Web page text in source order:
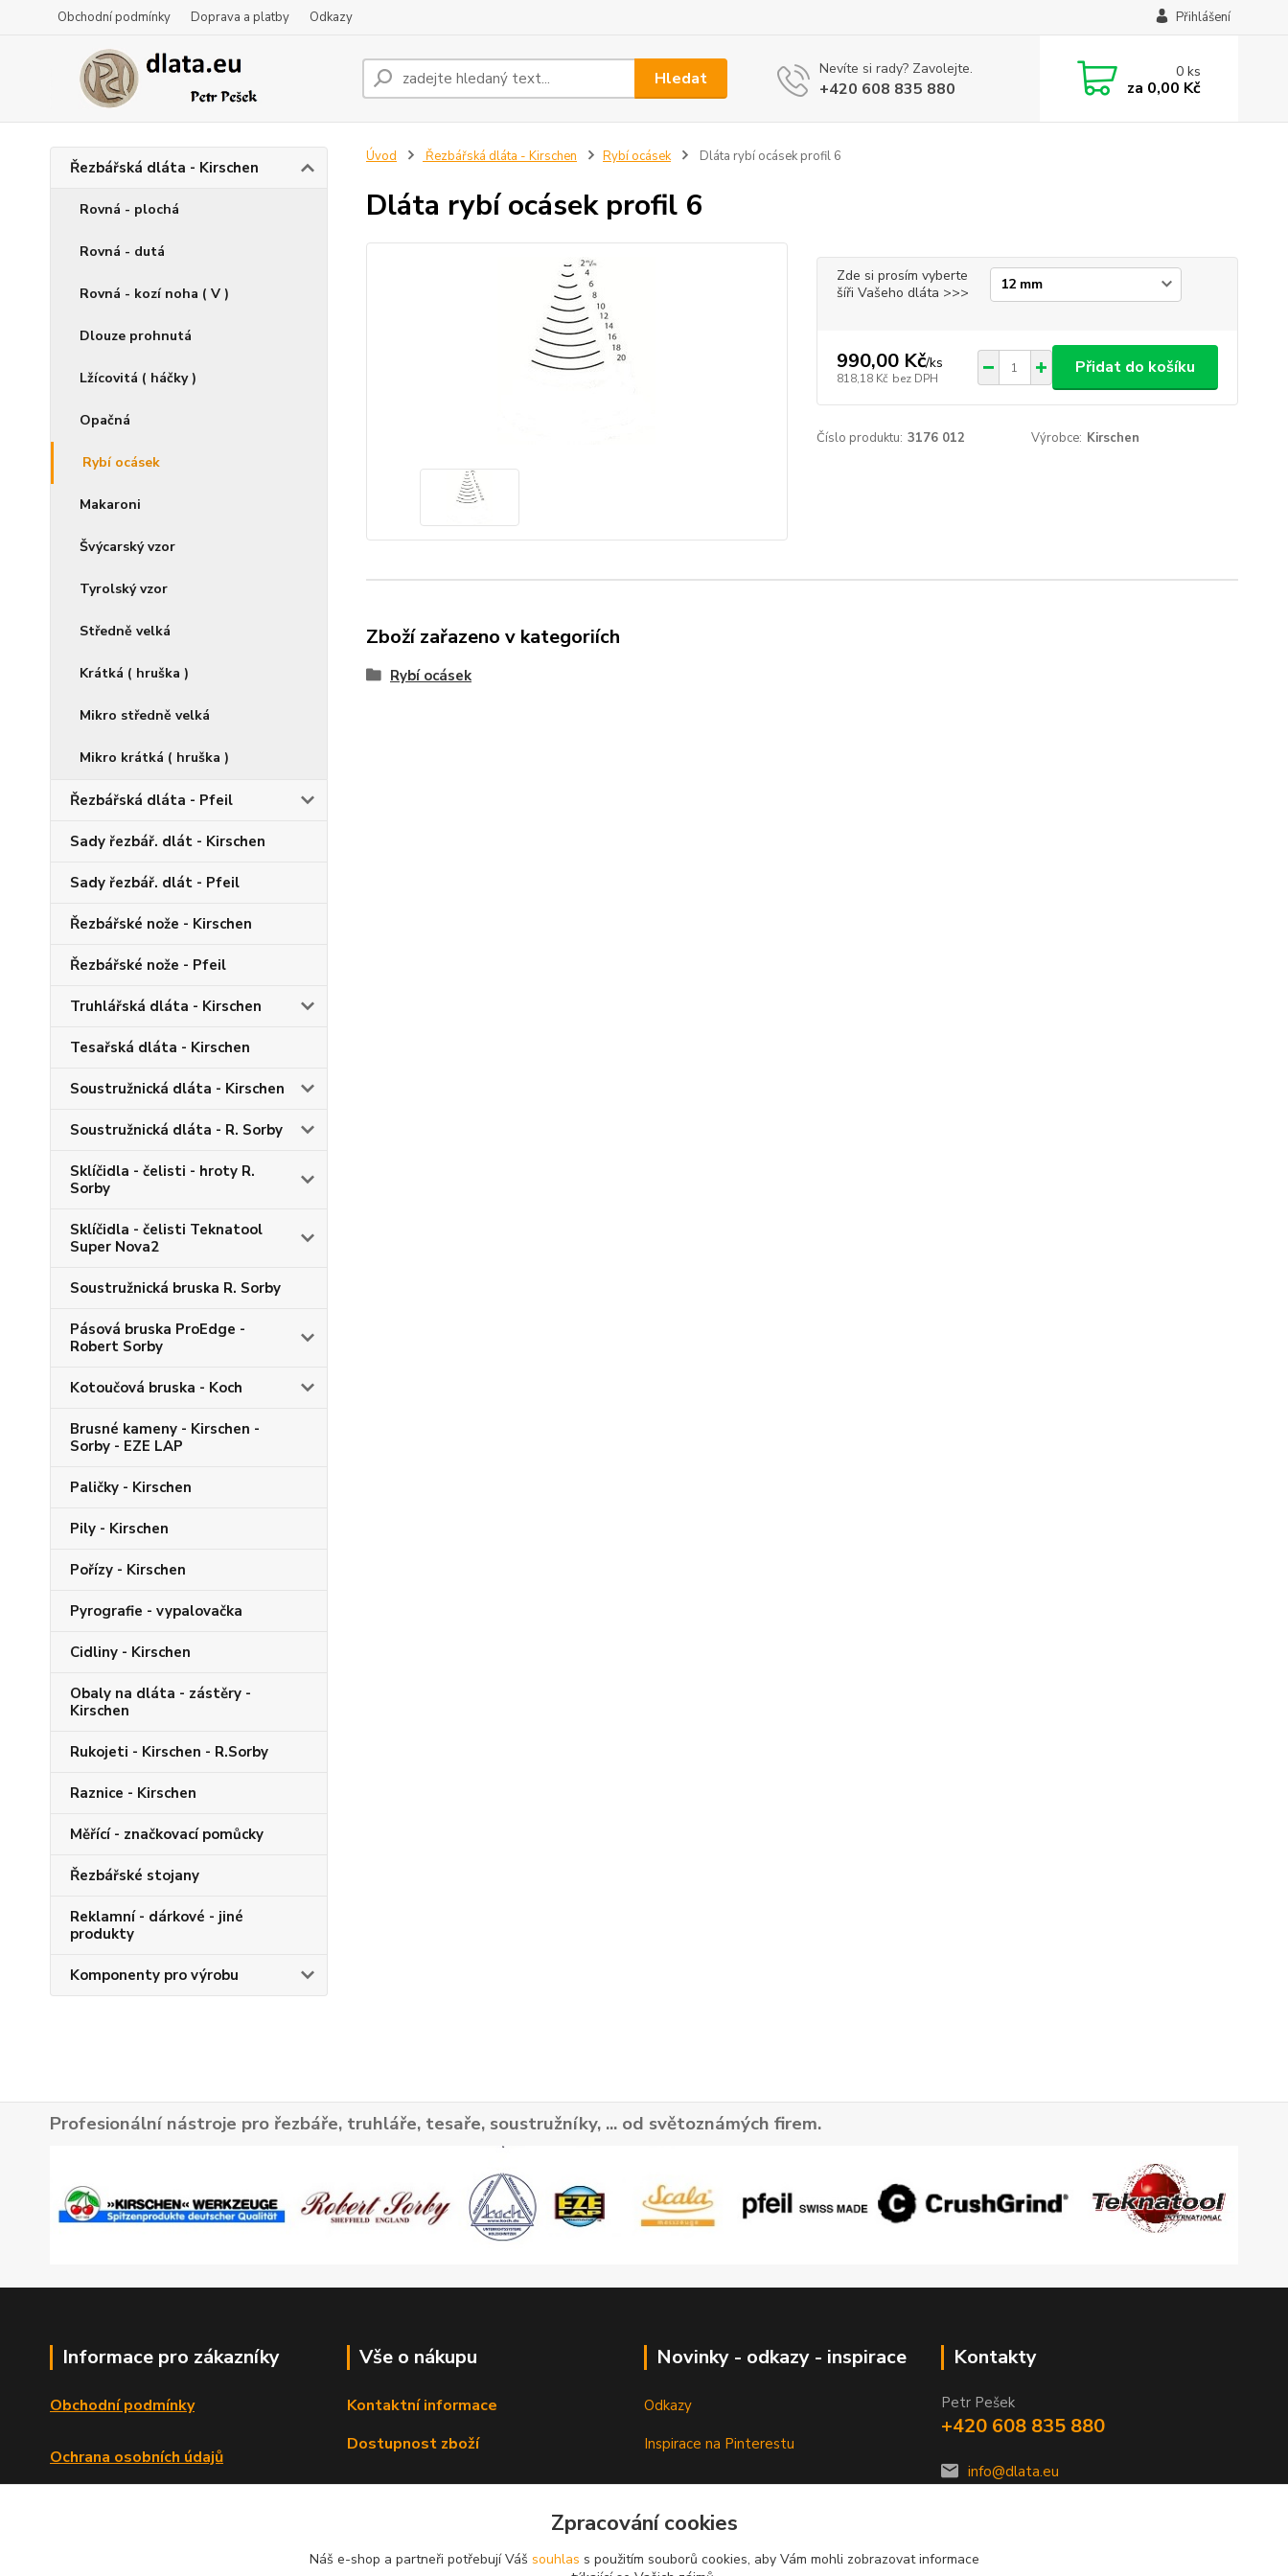
Obchodní podmínky Doprava a platby Odkazy Přihlášení
Hledat Nevíte si rady? Zavolejte.
+420 608 835 880
0ks
za 0,00 Kč
Řezbářská dláta - Kirschen
Rovná - plochá
Rovná - dutá
Rovná - kozí noha ( V )
Dlouze prohnutá
Lžícovitá ( háčky )
Opačná
Rybí ocásek
Makaroni
Švýcarský vzor
Tyrolský vzor
Středně velká
Krátká ( hruška )
Mikro středně velká
Mikro krátká ( hruška )
Řezbářská dláta - Pfeil
Sady řezbář. dlát - Kirschen
Sady řezbář. dlát - Pfeil
Řezbářské nože - Kirschen
Řezbářské nože - Pfeil
Truhlářská dláta - Kirschen
Tesařská dláta - Kirschen
Soustružnická dláta - Kirschen
Soustružnická dláta - R. Sorby
Sklíčidla - čelisti - hroty R.
Sorby
Sklíčidla - čelisti Teknatool
Super Nova2
Soustružnická bruska R. Sorby
Pásová bruska ProEdge -
Robert Sorby
Kotoučová bruska - Koch
Brusné kameny - Kirschen -
Sorby - EZE LAP
Paličky - Kirschen
Pily - Kirschen
Pořízy - Kirschen
Pyrografie - vypalovačka
Cidliny - Kirschen
Obaly na dláta - zástěry -
Kirschen
Rukojeti - Kirschen - R.Sorby
Raznice - Kirschen
Měřící - značkovací pomůcky
Řezbářské stojany
Reklamní - dárkové - jiné
produkty
Komponenty pro výrobu
Úvod Řezbářská dláta - Kirschen Rybí ocásek Dláta rybí ocásek profil 6
Dláta rybí ocásek profil 6
Zde si prosím vyberte
šíři Vašeho dláta >>>
990,00 Kč/ks
818,18 Kč bez DPH
Přidat do košíku
Číslo produktu: 3176 012 Výrobce: Kirschen
Zboží zařazeno v kategoriích
Rybí ocásek
Profesionální nástroje pro řezbáře, truhláře, tesaře, soustružníky, ... od světoznámých firem.
Informace pro zákazníky
Obchodní podmínky
Ochrana osobních údajů
Vše o nákupu
Kontaktní informace
Dostupnost zboží
Novinky - odkazy - inspirace
Odkazy
Inspirace na Pinterestu
Kontakty
Petr Pešek
+420 608 835 880
info@dlata.eu
Zpracování cookies
Náš e-shop a partneři potřebují Váš souhlas s použitím souborů cookies, aby Vám mohli zobrazovat informace